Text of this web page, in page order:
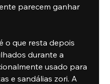
parecem ganhar
o que resta depois
durante a
usado para
e sandálias zori. A